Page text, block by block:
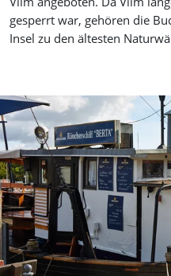
gesperrt war, gehören die
Insel zu den ältesten